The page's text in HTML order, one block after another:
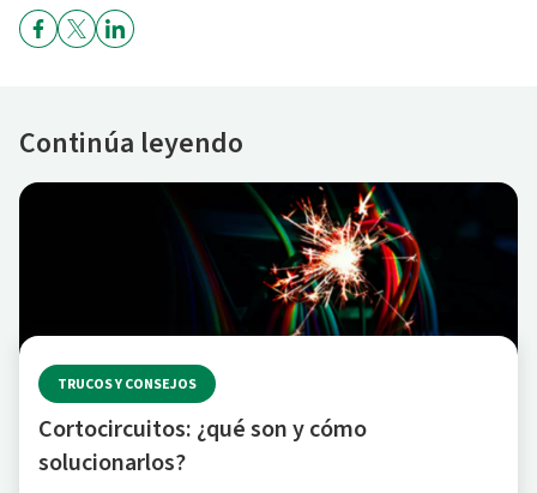
Continúa leyendo
TRUCOS Y CONSEJOS
Cortocircuitos: ¿qué son y cómo
solucionarlos?